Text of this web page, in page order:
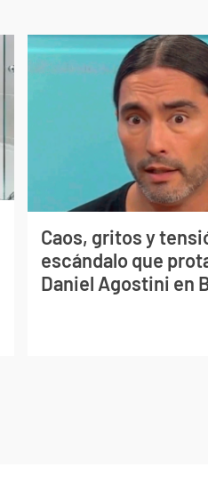
Caos, gritos y
escándalo que
Daniel Agostini en